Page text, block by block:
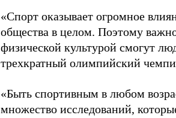
«Спорт оказывает огромное
общества в целом. Поэтому
физической культурой смогут
трехкратный олимпийский
«Быть спортивным в любом
множество исследований,